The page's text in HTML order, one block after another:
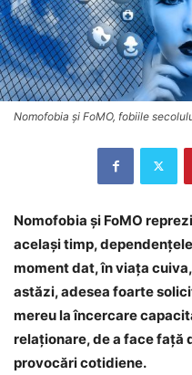
Nomofobia şi FoMO, fobiile
Nomofobia şi FoMO
acelaşi timp,
moment dat, în viaţa
astăzi, adesea foarte
mereu la încercare
relaţionare, de a face
provocări cotidiene.